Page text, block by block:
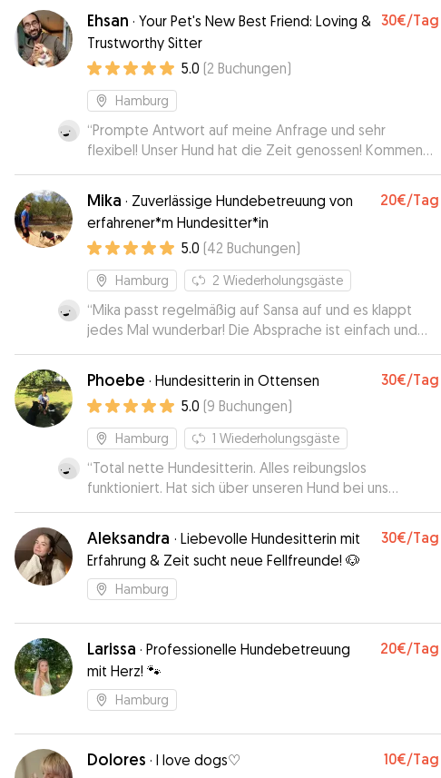
verantwortungsvoll. Jimi war sehr glücklich bei ihr!
Gerne jederzeit wieder!!!”
Ehsan · Your Pet's New Best Friend: Loving &
Trustworthy Sitter
30€/Tag
5.0 (2 Buchungen)
Hamburg
“Prompte Antwort auf meine Anfrage und sehr
flexibel! Unser Hund hat die Zeit genossen! Kommen
gerne wieder 😁”
Mika · Zuverlässige Hundebetreuung von
erfahrener*m Hundesitter*in
20€/Tag
5.0 (42 Buchungen)
Hamburg 2 Wiederholungsgäste
“Mika passt regelmäßig auf Sansa auf und es klappt
jedes Mal wunderbar! Die Absprache ist einfach und
wenn wir das Wort Mika versehentlich an dem Tag
aussprechen, ist der Hund auch nicht mehr zu halten 😂
wir sind sehr froh, dass es jedes Mal so super klappt
und Sansa sich rundum wohlfühlt 🥰 letztens hatte sie
einen riesen Bluterguss am Bein und der Tierarzt sagte,
wir müssten das dringend beobachten. Mika hatte sie
das Wochenende bei sich und hat jederzeit auf den
Hund geachtet und uns zwischendurch auch Updates
geschickt - wirklich super! ❤️”
Phoebe · Hundesitterin in Ottensen 30€/Tag
5.0 (9 Buchungen)
Hamburg 1 Wiederholungsgäste
“Total nette Hundesitterin. Alles reibungslos
funktioniert. Hat sich über unseren Hund bei uns
erkundigt und ging auf individuelle Wünsche ein. Sehr
empfehlenswert!
Aleksandra · Liebevolle Hundesitterin mit
Erfahrung & Zeit sucht neue Fellfreunde! 🐶
30€/Tag
Hamburg
Larissa · Professionelle Hundebetreuung
mit Herz! 🐾
20€/Tag
Hamburg
Dolores · I love dogs♡ 10€/Tag